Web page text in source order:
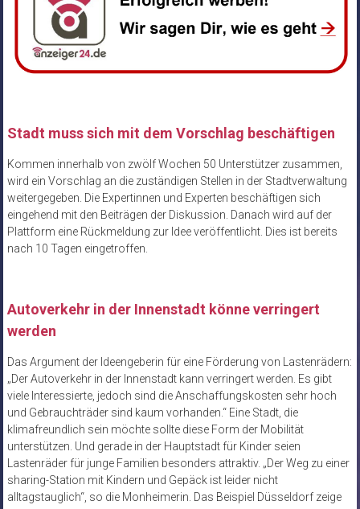
Stadt muss sich mit dem Vorschlag beschäftigen
Kommen innerhalb von zwölf Wochen 50 Unterstützer zusammen,
wird ein Vorschlag an die zuständigen Stellen in der Stadtverwaltung
weitergegeben. Die Expertinnen und Experten beschäftigen sich
eingehend mit den Beiträgen der Diskussion. Danach wird auf der
Plattform eine Rückmeldung zur Idee veröffentlicht. Dies ist bereits
nach 10 Tagen eingetroffen.
Autoverkehr in der Innenstadt könne verringert
werden
Das Argument der Ideengeberin für eine Förderung von Lastenrädern:
„Der Autoverkehr in der Innenstadt kann verringert werden. Es gibt
viele Interessierte, jedoch sind die Anschaffungskosten sehr hoch
und Gebrauchträder sind kaum vorhanden.“ Eine Stadt, die
klimafreundlich sein möchte sollte diese Form der Mobilität
unterstützen. Und gerade in der Hauptstadt für Kinder seien
Lastenräder für junge Familien besonders attraktiv. „Der Weg zu einer
sharing-Station mit Kindern und Gepäck ist leider nicht
alltagstauglich“, so die Monheimerin. Das Beispiel Düsseldorf zeige